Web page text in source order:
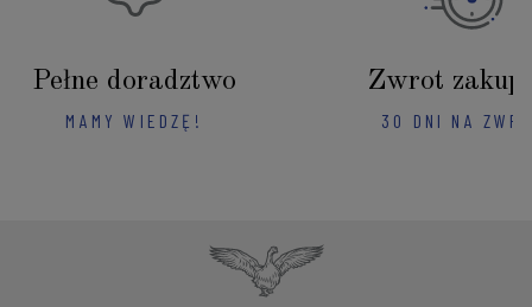
Pełne doradztwo
MAMY WIEDZĘ!
Zwrot
30 DNI NA